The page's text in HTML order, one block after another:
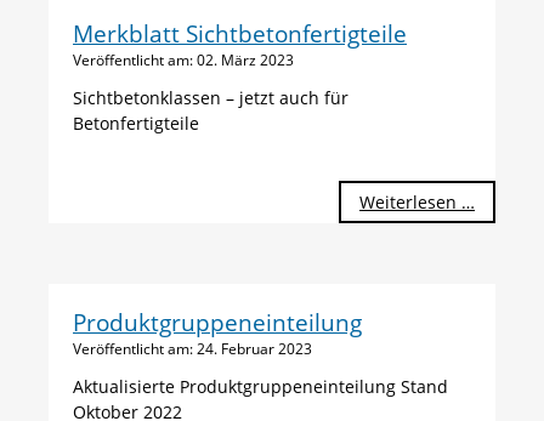
Merkblatt Sichtbetonfertigteile
Veröffentlicht am: 02. März 2023
Sichtbetonklassen – jetzt auch für
Betonfertigteile
Weiterlesen …
Produktgruppeneinteilung
Veröffentlicht am: 24. Februar 2023
Aktualisierte Produktgruppeneinteilung Stand
Oktober 2022